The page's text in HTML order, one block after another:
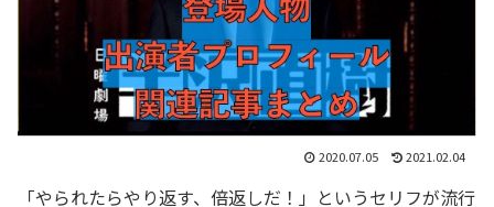
2020.07.05 2021.02.04
「やられたらやり返す、倍返しだ！」というセリフが流行